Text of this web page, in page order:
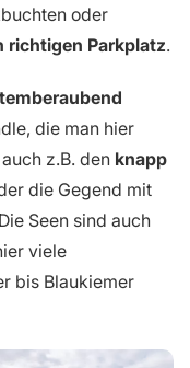
oder
richtigen Parkplatz.
die man hier
z.B. den knapp
die Gegend mit
Seen sind auch
viele
bis Blaukiemer